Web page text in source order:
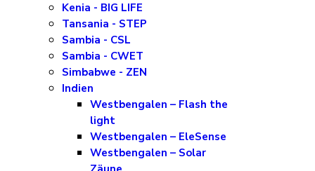
Kenia - BIG LIFE
Tansania - STEP
Sambia - CSL
Sambia - CWET
Simbabwe - ZEN
Indien
Westbengalen – Flash the
light
Westbengalen – EleSense
Westbengalen – Solar